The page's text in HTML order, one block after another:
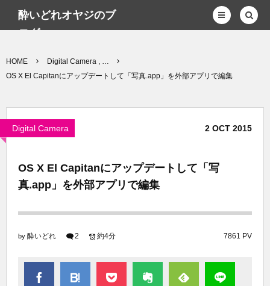
酔いどれオヤジのブ
ログwp
HOME
Digital Camera , …
OS X El Capitanにアップデートして「写真.app」を外部アプリで編集
Digital Camera 2 OCT 2015
OS X El Capitanにアップデートして「写
真.app」を外部アプリで編集
by 酔いどれ 2 7861 PV
約4分